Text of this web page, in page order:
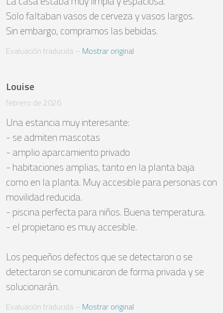
Solo faltaban vasos de cerveza y vasos largos.
Sin embargo, compramos las bebidas.
Evaluación traducida – Mostrar original
Louise
febrero de 2026
Una estancia muy interesante:
- se admiten mascotas
- amplio aparcamiento privado
- habitaciones amplias, tanto en la planta baja
como en la planta. Muy accesible para personas con
movilidad reducida.
- piscina perfecta para niños. Buena temperatura.
- el propietario es muy accesible.
Los pequeños defectos que se detectaron o se
detectaron se comunicaron de forma privada y se
solucionarán.
Evaluación traducida – Mostrar original